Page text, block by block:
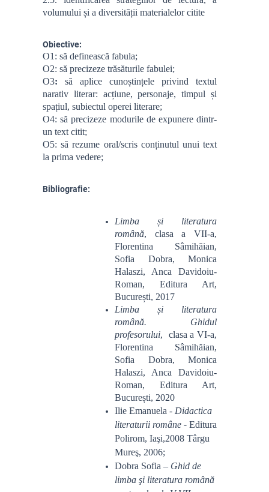
volumului și a diversității materialelor citite
Obiective:
O1: să definească fabula;
O2: să precizeze trăsăturile fabulei;
O3: să aplice cunoștințele privind textul
narativ literar: acțiune, personaje, timpul și
spațiul, subiectul operei literare;
O4: să precizeze modurile de expunere dintr-
un text citit;
O5: să rezume oral/scris conținutul unui text
la prima vedere;
Bibliografie:
Limba și literatura
română, clasa a VII-a,
Florentina Sâmihăian,
Sofia Dobra, Monica
Halaszi, Anca Davidoiu-
Roman, Editura Art,
București, 2017
Limba și literatura
română.
Ghidul
profesorului, clasa a VI-a,
Florentina Sâmihăian,
Sofia Dobra, Monica
Halaszi, Anca Davidoiu-
Roman, Editura Art,
București, 2020
Ilie Emanuela - Didactica
literaturii române - Editura
Polirom, Iaşi,2008 Târgu
Mureş, 2006;
Dobra Sofia – Ghid de
limba şi literatura română